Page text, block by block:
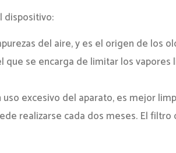
dispositivo:
del aire, y es el origen de los
que se encarga de limitar los
excesivo del aparato, es mejor
realizarse cada dos meses. El